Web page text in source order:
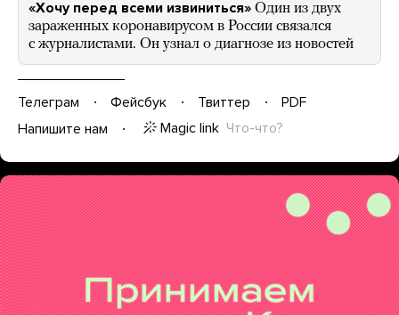
«Хочу перед всеми извиниться» Один из двух
зараженных коронавирусом в России связался
с журналистами. Он узнал о диагнозе из новостей
Телеграм Фейсбук Твиттер
PDF
Напишите нам
Magic link Что-что?